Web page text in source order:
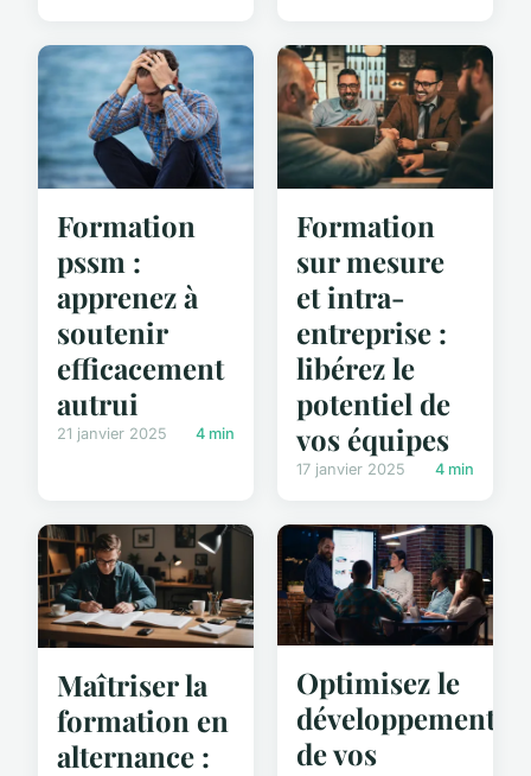
Formation
pssm :
apprenez à
soutenir
efficacement
autrui
21 janvier 2025 4 min
Formation
sur mesure
et intra-
entreprise :
libérez le
potentiel de
vos équipes
17 janvier 2025 4 min
Maîtriser la
formation en
alternance :
Optimisez le
développement
de vos